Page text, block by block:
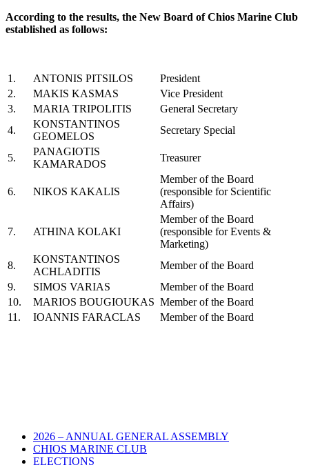
According to the results, the New Board of Chios Marine Club
established as follows:
1. ANTONIS PITSILOS
President
2.
MAKIS KASMAS
Vice President
3.
MARIA TRIPOLITIS
General Secretary
4.
KONSTANTINOS
GEOMELOS
Secretary Special
5.
PANAGIOTIS
KAMARADOS
Treasurer
6. NIKOS KAKALIS
Member of the Board
(responsible for Scientific
Affairs)
7. ATHINA KOLAKI
Member of the Board
(responsible for Events &
Marketing)
8.
KONSTANTINOS
ACHLADITIS
Member of the Board
9.
SIMOS VARIAS
Member of the Board
10.
MARIOS BOUGIOUKAS Member of the Board
11.
IOANNIS FARACLAS Member of the Board
2026 – ANNUAL GENERAL ASSEMBLY
CHIOS MARINE CLUB
ELECTIONS